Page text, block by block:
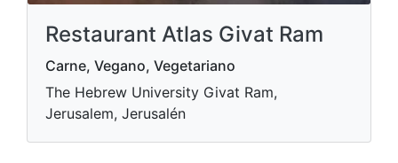
Restaurant Atlas Givat Ram
Carne, Vegano, Vegetariano
The Hebrew University Givat Ram,
Jerusalem, Jerusalén